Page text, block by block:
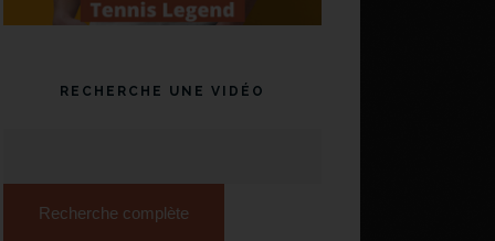
RECHERCHE UNE VIDÉO
Recherche complète